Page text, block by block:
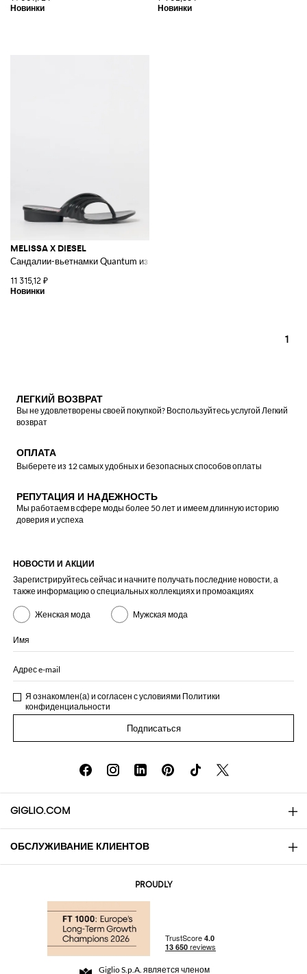
MELISSA X DIESEL
Сандалии-вьетнамки Quantum из коллаборации из ПВХ
11 315,12 ₽
1
ЛЕГКИЙ ВОЗВРАТ
Вы не удовлетворены своей покупкой? Воспользуйтесь услугой Легкий
возврат
ОПЛАТА
Выберете из 12 самых удобных и безопасных способов оплаты
РЕПУТАЦИЯ И НАДЕЖНОСТЬ
Мы работаем в сфере моды более 50 лет и имеем длинную историю
доверия и успеха
НОВОСТИ И АКЦИИ
Зарегистрируйтесь сейчас и начните получать последние новости, а
также информацию о специальных коллекциях и промоакциях
Женская мода Мужская мода
Имя
Адрес e-mail
Я ознакомлен(а) и согласен с условиями Политики
конфиденциальности
Подписаться
GIGLIO.COM
About
Community Store
ОБСЛУЖИВАНИЕ КЛИЕНТОВ
Правила и условия продажи
PROUDLY
Giglio S.p.A. является членом